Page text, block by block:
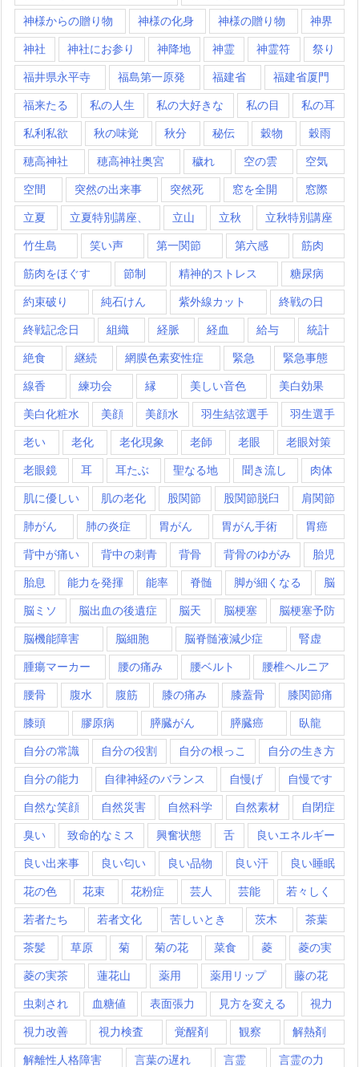
神様からの贈り物 神様の化身 神様の贈り物 神界
神社 神社にお参り 神降地 神霊 神霊符 祭り
福井県永平寺 福島第一原発 福建省 福建省厦門
福来たる 私の人生 私の大好きな 私の目 私の耳
私利私欲 秋の味覚 秋分 秘伝 穀物 穀雨
穂高神社 穂高神社奥宮 穢れ 空の雲 空気
空間 突然の出来事 突然死 窓を全開 窓際
立夏 立夏特別講座、 立山 立秋 立秋特別講座
竹生島 笑い声 第一関節 第六感 筋肉
筋肉をほぐす 節制 精神的ストレス 糖尿病
約束破り 純石けん 紫外線カット 終戦の日
終戦記念日 組織 経脈 経血 給与 統計
絶食 継続 網膜色素変性症 緊急 緊急事態
線香 練功会 縁 美しい音色 美白効果
美白化粧水 美顔 美顔水 羽生結弦選手 羽生選手
老い 老化 老化現象 老師 老眼 老眼対策
老眼鏡 耳 耳たぶ 聖なる地 聞き流し 肉体
肌に優しい 肌の老化 股関節 股関節脱臼 肩関節
肺がん 肺の炎症 胃がん 胃がん手術 胃癌
背中が痛い 背中の刺青 背骨 背骨のゆがみ 胎児
胎息 能力を発揮 能率 脊髄 脚が細くなる 脳
脳ミソ 脳出血の後遺症 脳天 脳梗塞 脳梗塞予防
脳機能障害 脳細胞 脳脊髄液減少症 腎虚
腫瘍マーカー 腰の痛み 腰ベルト 腰椎ヘルニア
腰骨 腹水 腹筋 膝の痛み 膝蓋骨 膝関節痛
膝頭 膠原病 膵臓がん 膵臓癌 臥龍
自分の常識 自分の役割 自分の根っこ 自分の生き方
自分の能力 自律神経のバランス 自慢げ 自慢です
自然な笑顔 自然災害 自然科学 自然素材 自閉症
臭い 致命的なミス 興奮状態 舌 良いエネルギー
良い出来事 良い匂い 良い品物 良い汗 良い睡眠
花の色 花束 花粉症 芸人 芸能 若々しく
若者たち 若者文化 苦しいとき 茨木 茶葉
茶髪 草原 菊 菊の花 菜食 菱 菱の実
菱の実茶 蓮花山 薬用 薬用リップ 藤の花
虫刺され 血糖値 表面張力 見方を変える 視力
視力改善 視力検査 覚醒剤 観察 解熱剤
解離性人格障害 言葉の遅れ 言霊 言霊の力